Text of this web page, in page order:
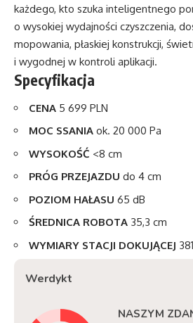
każdego, kto szuka inteligentnego
o wysokiej wydajności czyszczenia,
mopowania, płaskiej konstrukcji,
i wygodnej w kontroli aplikacji.
Specyfikacja
CENA 5 699 PLN
MOC SSANIA ok. 20 000 Pa
WYSOKOŚĆ <8 cm
PRÓG PRZEJAZDU do 4 cm
POZIOM HAŁASU 65 dB
ŚREDNICA ROBOTA 35,3 cm
WYMIARY STACJI DOKUJĄCEJ
Werdykt
NASZYM